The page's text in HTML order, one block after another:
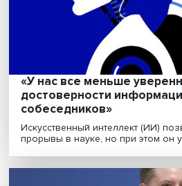
«У нас все меньше
достоверности